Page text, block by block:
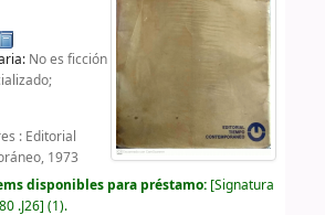
No es ficción
: Editorial
1973
disponibles para préstamo: Signatura
.J26 (1).